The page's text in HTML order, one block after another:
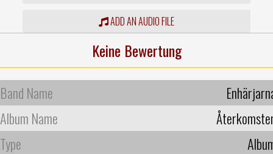
ADD AN AUDIO FILE
Keine Bewertung
Band Name
Album Name
Type